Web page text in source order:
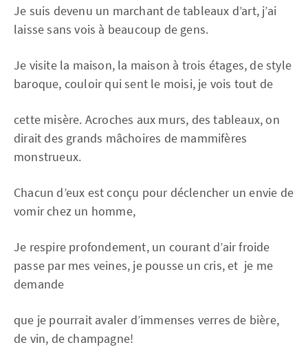
Je suis devenu un marchant de tableaux d’art, j’ai
laisse sans vois à beaucoup de gens.
Je visite la maison, la maison à trois étages, de style
baroque, couloir qui sent le moisi, je vois tout de
cette misère. Acroches aux murs, des tableaux, on
dirait des grands mâchoires de mammifères
monstrueux.
Chacun d’eux est conçu pour déclencher un envie de
vomir chez un homme,
Je respire profondement, un courant d’air froide
passe par mes veines, je pousse un cris, et je me
demande
que je pourrait avaler d’immenses verres de bière,
de vin, de champagne!